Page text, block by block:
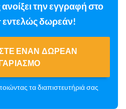
την εγγραφή στο
εντελώς δωρεάν!
ΈΝΑΝ ΔΩΡΕΆΝ
τα διαπιστευτήριά σας